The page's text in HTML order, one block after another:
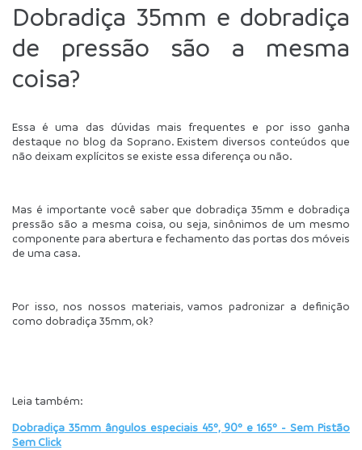
Dobradiça 35mm e dobradiça
de pressão são a mesma
coisa?
Essa é uma das dúvidas mais frequentes e por isso ganha
destaque no blog da Soprano. Existem diversos conteúdos que
não deixam explícitos se existe essa diferença ou não.
Mas é importante você saber que dobradiça 35mm e dobradiça
pressão são a mesma coisa, ou seja, sinônimos de um mesmo
componente para abertura e fechamento das portas dos móveis
de uma casa.
Por isso, nos nossos materiais, vamos padronizar a definição
como dobradiça 35mm, ok?
Leia também:
Dobradiça 35mm ângulos especiais 45º, 90º e 165º - Sem Pistão
Sem Click